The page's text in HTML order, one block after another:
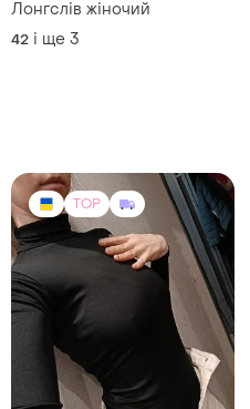
2964 грн 2